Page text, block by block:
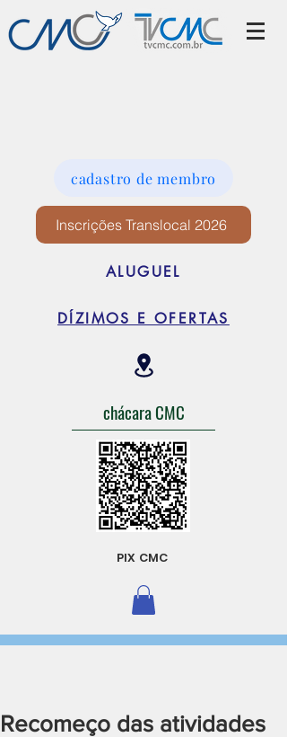
cadastro de membro
Inscrições Translocal 2026
ALUGUEL
DÍZIMOS E OFERTAS
chácara CMC
PIX CMC
Recomeço das atividades